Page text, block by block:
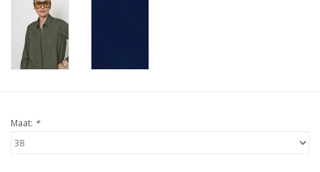
Maat: *